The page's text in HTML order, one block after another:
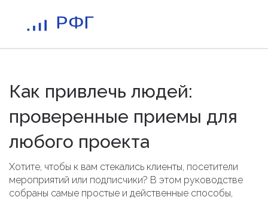
Как привлечь людей:
проверенные приемы для
любого проекта
Хотите, чтобы к вам стекались клиенты, посетители
мероприятий или подписчики? В этом руководстве
собраны самые простые и действенные способы,